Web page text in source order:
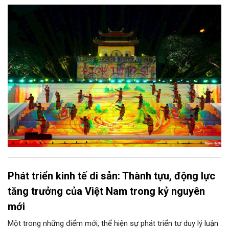
hoa võ Việt". Lần đầu tiên được tổ chức, Festival đánh dấu
hóa - thể thao mang tầm quốc tế, góp phần tôn vinh truyền
thống thượng võ dân tộc, quảng bá hình ảnh Hà Nội và thúc đẩy
giao lưu văn hóa, thể thao với bạn bè thế giới.
Phát triển kinh tế di sản: Thành tựu, động lực
tăng trưởng của Việt Nam trong kỷ nguyên
mới
Một trong những điểm mới, thể hiện sự phát triển tư duy lý luận